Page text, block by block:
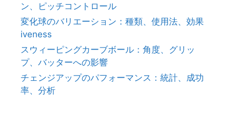
ン、ピッチコントロール
変化球のバリエーション：種類、使用法、効果
iveness
スウィーピングカーブボール：角度、グリッ
プ、バッターへの影響
チェンジアップのパフォーマンス：統計、成功
率、分析